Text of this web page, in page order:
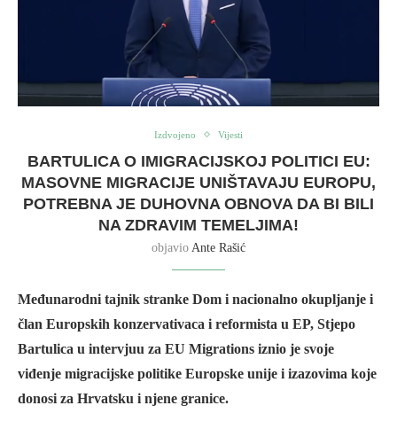
Izdvojeno Vijesti
BARTULICA O IMIGRACIJSKOJ POLITICI EU:
MASOVNE MIGRACIJE UNIŠTAVAJU EUROPU,
POTREBNA JE DUHOVNA OBNOVA DA BI BILI
NA ZDRAVIM TEMELJIMA!
objavio Ante Rašić
Međunarodni tajnik stranke Dom i nacionalno okupljanje i
član Europskih konzervativaca i reformista u EP, Stjepo
Bartulica u intervjuu za EU Migrations iznio je svoje
viđenje migracijske politike Europske unije i izazovima koje
donosi za Hrvatsku i njene granice.